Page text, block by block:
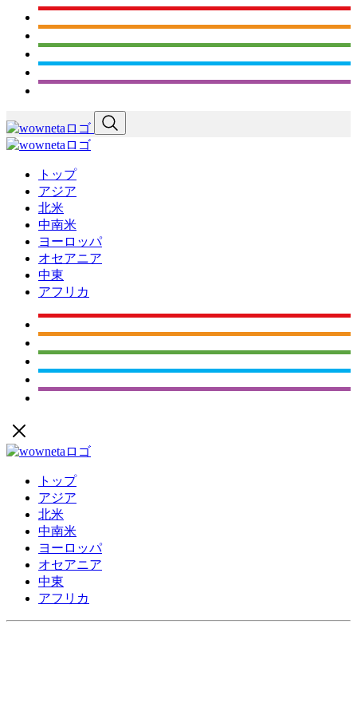
トップ
アジア
北米
中南米
ヨーロッパ
オセアニア
中東
アフリカ
トップ
アジア
北米
中南米
ヨーロッパ
オセアニア
中東
アフリカ